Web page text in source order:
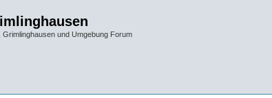
und Umgebung Forum